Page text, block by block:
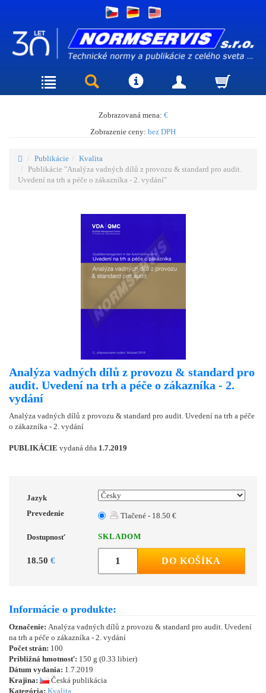
Zobrazovaná mena: €
Zobrazenie ceny: bez DPH
Publikácie
Kvalita
Publikácie "Analýza vadných dílů z provozu & standard pro audit.
Uvedení na trh a péče o zákazníka - 2. vydání"
Analýza vadných dílů z provozu & standard pro
audit. Uvedení na trh a péče o zákazníka - 2.
vydání
Analýza vadných dílů z provozu & standard pro audit. Uvedení na trh a péče
o zákazníka - 2. vydání
PUBLIKÁCIE vydaná dňa 1.7.2019
Jazyk
Prevedenie
Tlačené - 18.50 €
Dostupnosť SKLADOM
18.50 € DO KOŠÍKA
Informácie o produkte:
Označenie: Analýza vadných dílů z provozu & standard pro audit. Uvedení
na trh a péče o zákazníka - 2. vydání
Počet strán: 100
Približná hmotnosť: 150 g (0.33 libier)
Dátum vydania: 1.7.2019
Krajina:
Česká publikácia
Kategória: Kvalita